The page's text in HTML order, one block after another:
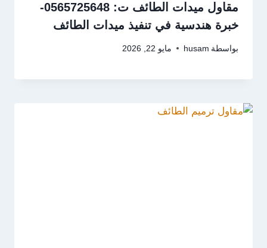
مقاول ميدات الطائف ت: 0565725648-
خبرة هندسية في تنفيذ ميدات الطائف
بواسطة husam مايو 22, 2026